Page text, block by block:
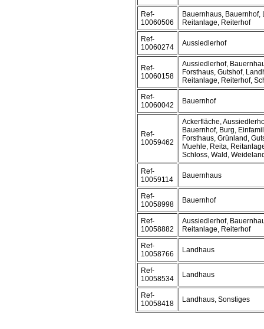
Ref-
10060506
Bauernhaus, Bauernhof,
Reitanlage, Reiterhof
Ref-
10060274
Aussiedlerhof
Ref-
10060158
Aussiedlerhof,
Forsthaus, Gutshof,
Reitanlage, Reiterhof,
Ref-
10060042
Bauernhof
Ref-
10059462
Ackerfläche,
Bauernhof, Burg,
Forsthaus, Grünland,
Muehle, Reita,
Schloss, Wald,
Ref-
10059114
Bauernhaus
Ref-
10058998
Bauernhof
Ref-
10058882
Aussiedlerhof,
Reitanlage, Reiterhof
Ref-
10058766
Landhaus
Ref-
10058534
Landhaus
Ref-
10058418
Landhaus, Sonstiges